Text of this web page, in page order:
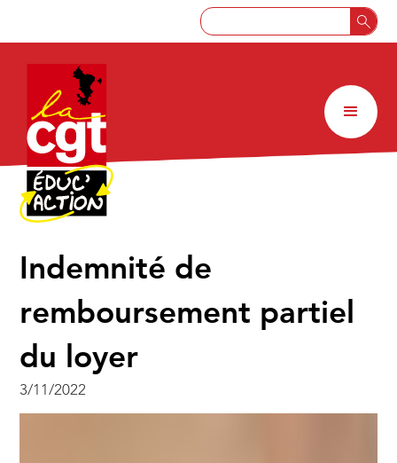
Indemnité de
remboursement partiel
du loyer
3/11/2022